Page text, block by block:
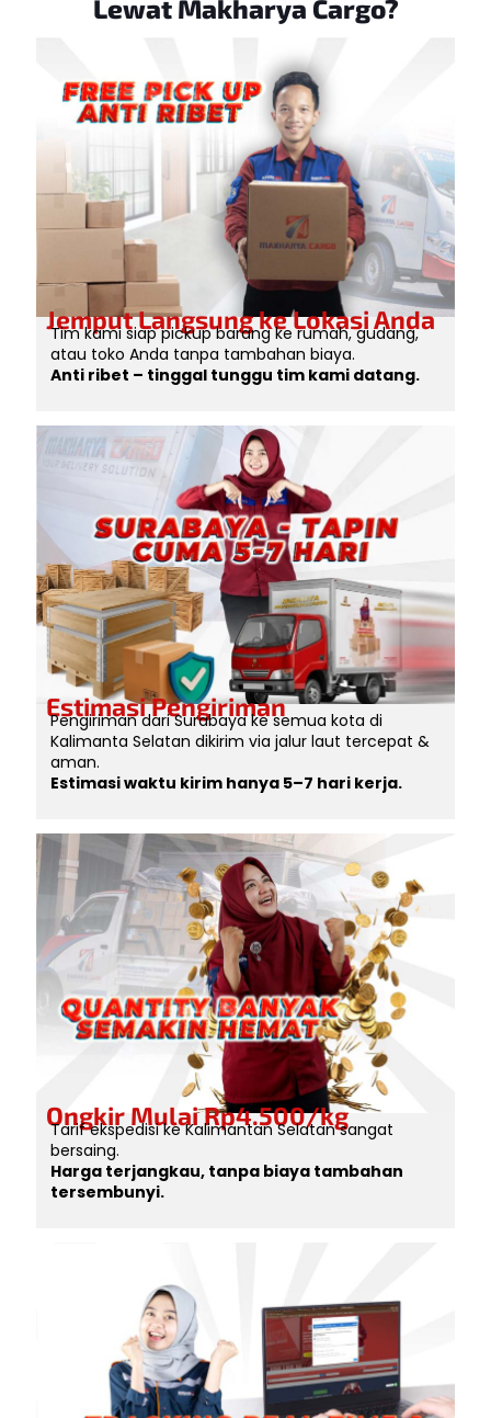
Lewat Makharya Cargo?
Jemput Langsung ke Lokasi Anda
Tim kami siap pickup barang ke rumah, gudang,
atau toko Anda tanpa tambahan biaya.
Anti ribet – tinggal tunggu tim kami datang.
Estimasi Pengiriman
Pengiriman dari Surabaya ke semua kota di
Kalimanta Selatan dikirim via jalur laut tercepat &
aman.
Estimasi waktu kirim hanya 5–7 hari kerja.
Ongkir Mulai Rp4.500/kg
Tarif ekspedisi ke Kalimantan Selatan sangat
bersaing.
Harga terjangkau, tanpa biaya tambahan
tersembunyi.